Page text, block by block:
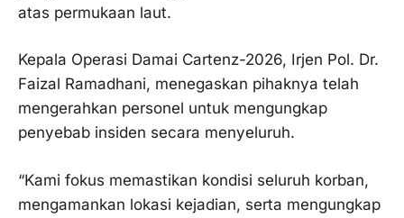
atas permukaan laut.
Kepala Operasi Damai Cartenz-2026, Irjen Pol. Dr.
Faizal Ramadhani, menegaskan pihaknya telah
mengerahkan personel untuk mengungkap
penyebab insiden secara menyeluruh.
“Kami fokus memastikan kondisi seluruh korban,
mengamankan lokasi kejadian, serta mengungkap